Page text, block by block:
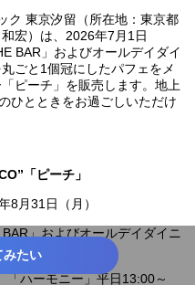
ク 東京汐留（所在地：東京都
宏）は、2026年7月1日
BAR」およびオールデイダイ
ごと1個冠にしたパフェをメ
ピーチ」を販売します。地上
ひとときをお過ごしいただけ
「ピーチ」
8月31日（月）
」およびオールデイダイニ
「ハーモニー」平日13:00～
みたい